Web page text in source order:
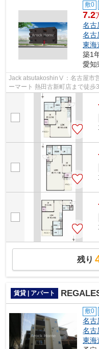
敷0
7.2
名古
名古
東海
築1
愛知
Jack atsutakoshinⅤ：名古屋市
ーマート 熱田古新町店まで徒歩
2026年に建設された物件です。
残り
賃貸 | アパート
敷0
名古
名古
東海